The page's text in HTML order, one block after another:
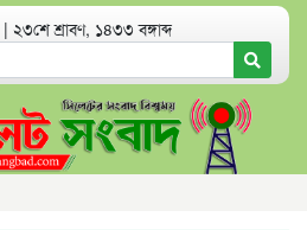
| ২৩শে শ্রাবণ, ১৪৩৩ বঙ্গাব্দ